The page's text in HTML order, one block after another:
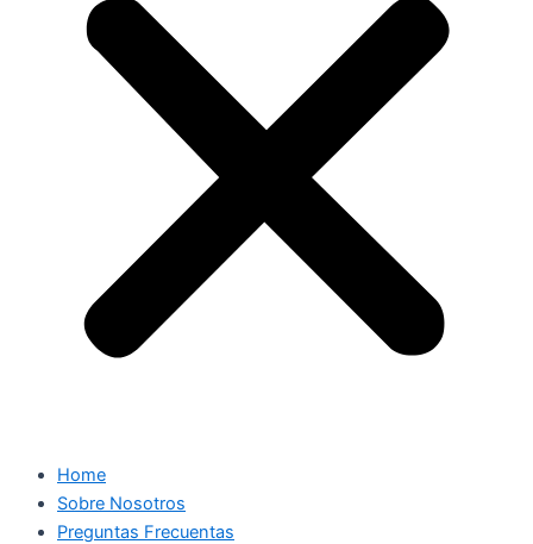
Home
Sobre Nosotros
Preguntas Frecuentas